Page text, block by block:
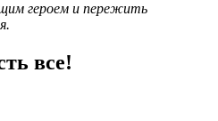
героем и пережить
все!